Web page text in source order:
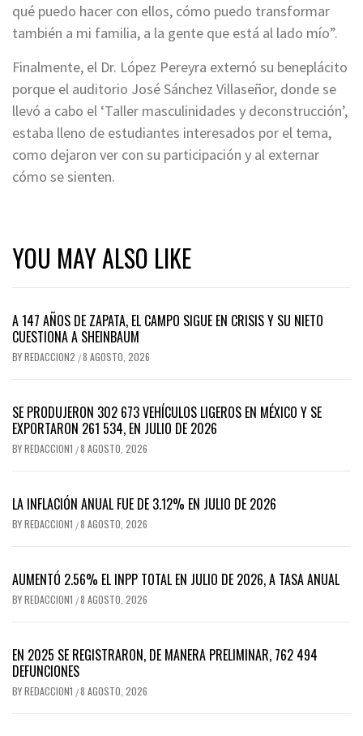
qué puedo hacer con ellos, cómo puedo transformar
también a mi familia, a la gente que está al lado mío”.
Finalmente, el Dr. López Pereyra externó su beneplácito
porque el auditorio José Sánchez Villaseñor, donde se
llevó a cabo el ‘Taller masculinidades y deconstrucción’,
estaba lleno de estudiantes interesados por el tema,
como dejaron ver con su participación y al externar
cómo se sienten.
YOU MAY ALSO LIKE
A 147 AÑOS DE ZAPATA, EL CAMPO SIGUE EN CRISIS Y SU NIETO
CUESTIONA A SHEINBAUM
BYREDACCION2 /8 AGOSTO, 2026
SE PRODUJERON 302 673 VEHÍCULOS LIGEROS EN MÉXICO Y SE
EXPORTARON 261 534, EN JULIO DE 2026
BYREDACCION1 /8 AGOSTO, 2026
LA INFLACIÓN ANUAL FUE DE 3.12% EN JULIO DE 2026
BYREDACCION1 /8 AGOSTO, 2026
AUMENTÓ 2.56% EL INPP TOTAL EN JULIO DE 2026, A TASA ANUAL
BYREDACCION1 /8 AGOSTO, 2026
EN 2025 SE REGISTRARON, DE MANERA PRELIMINAR, 762 494
DEFUNCIONES
BYREDACCION1 /8 AGOSTO, 2026